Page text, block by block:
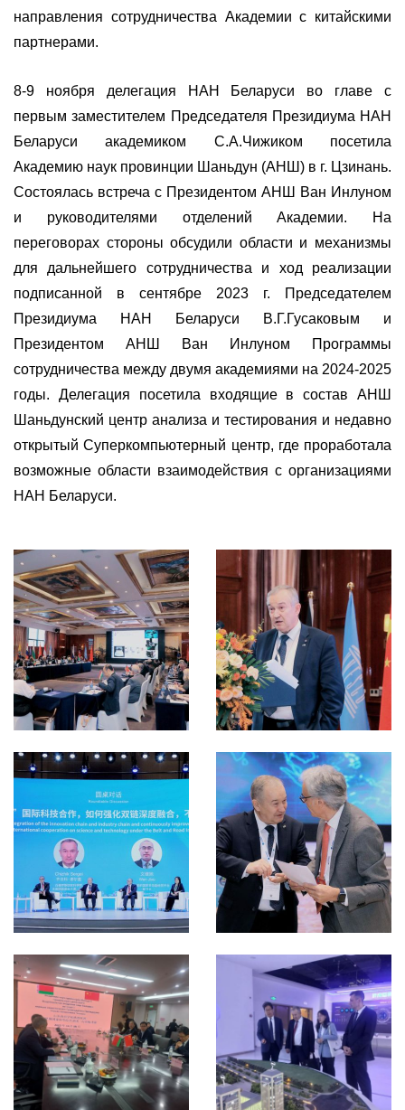
направления сотрудничества Академии с китайскими
партнерами.
8-9 ноября делегация НАН Беларуси во главе с
первым заместителем Председателя Президиума НАН
Беларуси академиком С.А.Чижиком посетила
Академию наук провинции Шаньдун (АНШ) в г. Цзинань.
Состоялась встреча с Президентом АНШ Ван Инлуном
и руководителями отделений Академии. На
переговорах стороны обсудили области и механизмы
для дальнейшего сотрудничества и ход реализации
подписанной в сентябре 2023 г. Председателем
Президиума НАН Беларуси В.Г.Гусаковым и
Президентом АНШ Ван Инлуном Программы
сотрудничества между двумя академиями на 2024-2025
годы. Делегация посетила входящие в состав АНШ
Шаньдунский центр анализа и тестирования и недавно
открытый Суперкомпьютерный центр, где проработала
возможные области взаимодействия с организациями
НАН Беларуси.